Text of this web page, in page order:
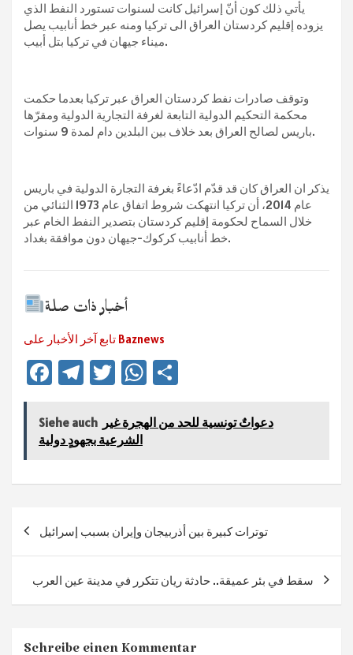
يأتي ذلك كون أنّ إسرائيل كانت لسنوات تستورد النفط الذي
يزوده إقليم كردستان العراق الى تركيا ومنه عبر خط أنابيب يصل
ميناء جيهان في تركيا بتل أبيب.
وتوقف صادرات نفط كردستان العراق عبر تركيا بعدما حكمت
محكمة التحكيم الدولية التابعة لغرفة التجارية الدولية ومقرّها
باريس لصالح العراق بعد خلاف بين البلدين دام لمدة 9 سنوات.
يذكر ان العراق كان قد قدّم ادّعاءً بغرفة التجارة الدولية في باريس
عام 2014، أن تركيا انتهكت شروط اتفاق عام 1973 الثنائي من
خلال السماح لحكومة إقليم كردستان بتصدير النفط الخام عبر
خط أنابيب كركوك-جيهان دون موافقة بغداد.
أخبار ذات صلة
تابع آخر الأخبار على Baznews
Fa
b
o
Te
gr
a
T
tt
er
W
at n
Siehe auch دعواتٌ تونسية للحد من الهجرة غير
الشرعية بجهودٍ دولية
توترات كبيرة بين أذربيجان وإيران بسبب إسرائيل
سقط في بئر عميقة.. حادثة ريان تتكرر في مدينة عين العرب